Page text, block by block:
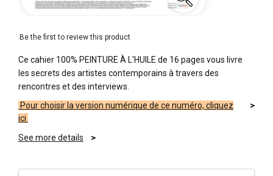
Be the first to review this product
Ce cahier 100% PEINTURE À L'HUILE de 16 pages vous livre
les secrets des artistes contemporains à travers des
rencontres et des interviews.
Pour choisir la version numérique de ce numéro, cliquez
ici
See more details